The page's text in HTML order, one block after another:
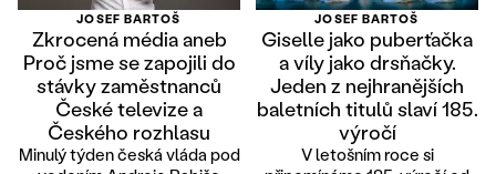
JOSEF BARTOŠ
Zkrocená média aneb
Proč jsme se zapojili do
stávky zaměstnanců
České televize a
Českého rozhlasu
Minulý týden česká vláda pod
JOSEF BARTOŠ
Giselle jako puberťačka
a víly jako drsňačky.
Jeden z nejhranějších
baletních titulů slaví 185.
výročí
V letošním roce si